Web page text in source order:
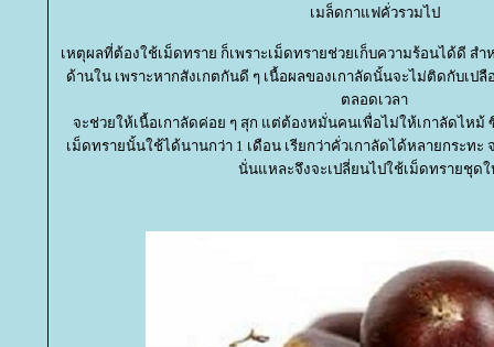
เมล็ดกาแฟคั่วรวมไป
เหตุผลที่ต้องใช้เม็ดทราย ก็เพราะเม็ดทรายช่วยเก็บความร้อนได้ดี สำ
ด้านใน เพราะหากสังเกตกันดี ๆ เนื้อผลของเกาลัดนั้นจะไม่ติดกับเป
ตลอดเวลา
จะช่วยให้เนื้อเกาลัดค่อย ๆ สุก แต่ต้องหมั่นคนเพื่อไม่ให้เกาลัดไหม้
เม็ดทรายนั้นใช้ได้นานกว่า 1 เดือน เรียกว่าคั่วเกาลัดได้หลายกระทะ
นั่นแหละจึงจะเปลี่ยนไปใช้เม็ดทรายชุด